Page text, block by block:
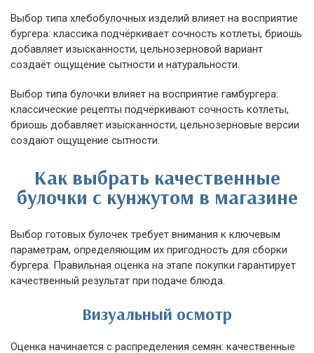
Выбор типа хлебобулочных изделий влияет на восприятие
бургера: классика подчёркивает сочность котлеты, бриошь
добавляет изысканности, цельнозерновой вариант
создаёт ощущение сытности и натуральности.
Выбор типа булочки влияет на восприятие гамбургера:
классические рецепты подчёркивают сочность котлеты,
бриошь добавляет изысканности, цельнозерновые версии
создают ощущение сытности.
Как выбрать качественные
булочки с кунжутом в магазине
Выбор готовых булочек требует внимания к ключевым
параметрам, определяющим их пригодность для сборки
бургера. Правильная оценка на этапе покупки гарантирует
качественный результат при подаче блюда.
Визуальный осмотр
Оценка начинается с распределения семян: качественные